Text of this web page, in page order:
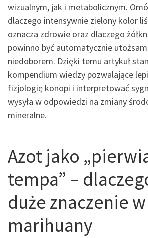
wizualnym, jak i metabolicznym.
dlaczego intensywnie zielony kolor
oznacza zdrowie oraz dlaczego
powinno być automatycznie
niedoborem. Dzięki temu artykuł
kompendium wiedzy pozwalające
fizjologię konopi i interpretować
wysyła w odpowiedzi na zmiany
mineralne.
Azot jako
tempa” –
duże znaczenie
marihuany